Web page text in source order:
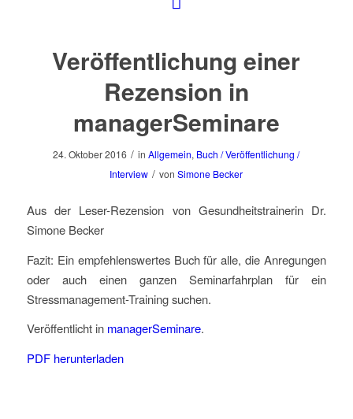
Veröffentlichung einer
Rezension in
managerSeminare
24. Oktober 2016 / inAllgemein, Buch / Veröffentlichung /
Interview / vonSimone Becker
Aus der Leser-Rezension von Gesundheitstrainerin Dr.
Simone Becker
Fazit: Ein empfehlenswertes Buch für alle, die Anregungen
oder auch einen ganzen Seminarfahrplan für ein
Stressmanagement-Training suchen.
Veröffentlicht in managerSeminare.
PDF herunterladen